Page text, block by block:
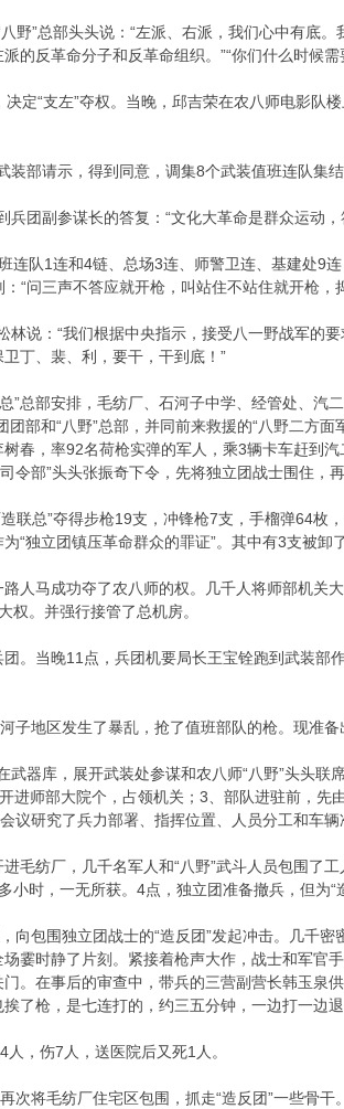
”总部头头说：“左派、右派，我们心中有底
的反革命分子和反革命组织。”“你们什么时候
“支左”夺权。当晚，邱吉荣在农八师电影队
部请示，得到同意，调集8个武装值班连队集结
团副参谋长的答复：“文化大革命是群众运动，
队1连和4链、总场3连、师警卫连、基建处9
：“问三声不答应就开枪，叫站住不站住就开枪
说：“我们根据中央指示，接受八一野战军的
丁、裴、利，要干，干到底！”
部安排，毛纺厂、石河子中学、经管处、汽
部和“八野”总部，并同前来救援的“八野二方
春，率92名荷枪实弹的军人，乘3辆卡车赶到
令部”头头张振奇下令，先将独立团战士围住，再
总”夺得步枪19支，冲锋枪7支，手榴弹64枚
“独立团镇压革命群众的罪证”。其中有3支被卸
马成功夺了农八师的权。几千人将师部机关
权。并强行接管了总机房。
当晚11点，兵团机要局长王宝铨跑到武装部
地区发生了暴乱，抢了值班部队的枪。现准备
器库，展开武装处参谋和农八师“八野”头头联
进师部大院个，占领机关；3、部队进驻前，
议研究了兵力部署、指挥位置、人员分工和车
纺厂，几千名军人和“八野”武斗人员包围了
小时，一无所获。4点，独立团准备撤兵，但为“
包围独立团战士的“造反团”发起冲击。几千
霎时静了片刻。紧接着枪声大作，战士和军官
。在事后的审查中，带兵的三营副营长韩玉泉
了枪，是七连打的，约三五分钟，一边打一边
，伤7人，送医院后又死1人。
将毛纺厂住宅区包围，抓走“造反团”一些骨干。